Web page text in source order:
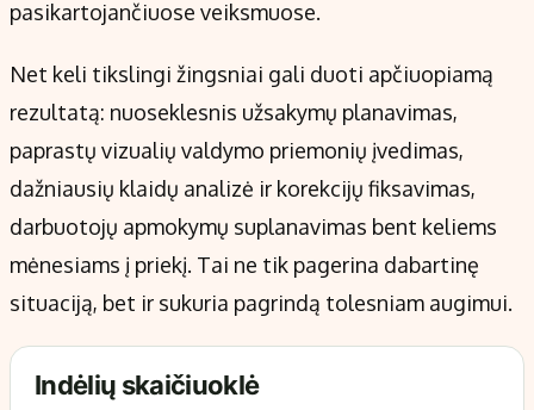
pasikartojančiuose veiksmuose.
Net keli tikslingi žingsniai gali duoti apčiuopiamą
rezultatą: nuoseklesnis užsakymų planavimas,
paprastų vizualių valdymo priemonių įvedimas,
dažniausių klaidų analizė ir korekcijų fiksavimas,
darbuotojų apmokymų suplanavimas bent keliems
mėnesiams į priekį. Tai ne tik pagerina dabartinę
situaciją, bet ir sukuria pagrindą tolesniam augimui.